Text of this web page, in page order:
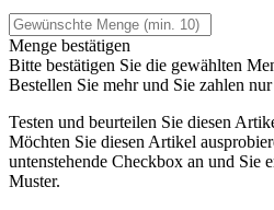
Menge bestätigen
Bitte bestätigen Sie die gewählten
Bestellen Sie mehr und Sie zahlen nur
Testen und beurteilen Sie diesen
Möchten Sie diesen Artikel
untenstehende Checkbox an und Sie
Muster.